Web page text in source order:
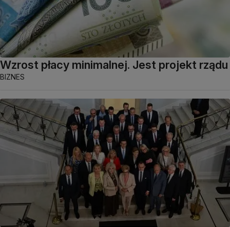
Wzrost płacy minimalnej. Jest projekt rządu
BIZNES